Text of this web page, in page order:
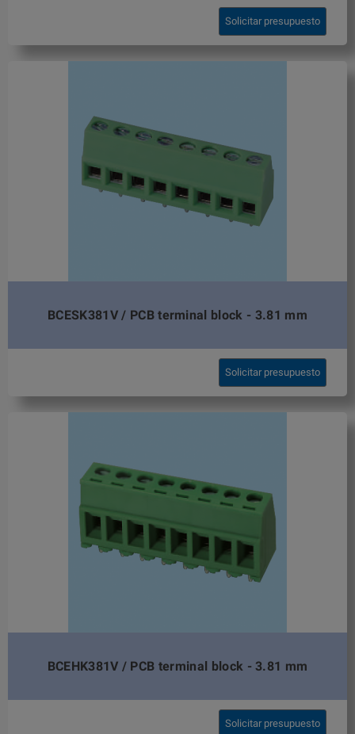
Solicitar presupuesto
BCESK381V / PCB terminal block - 3.81 mm
Solicitar presupuesto
BCEHK381V / PCB terminal block - 3.81 mm
Solicitar presupuesto